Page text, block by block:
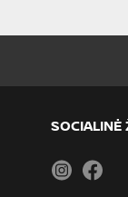
SOCIALINĖ